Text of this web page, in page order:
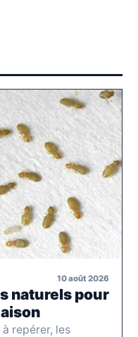
10 août 2026
naturels pour
repérer, les